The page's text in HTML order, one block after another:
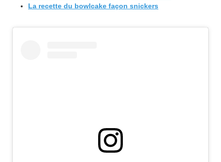
La recette du bowlcake façon snickers